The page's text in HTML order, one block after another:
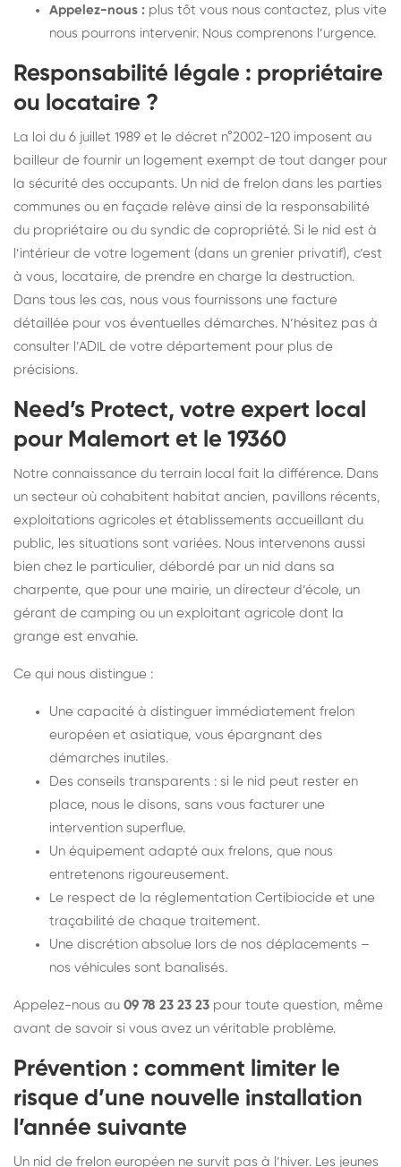
Appelez-nous : plus tôt vous nous contactez, plus vite
nous pourrons intervenir. Nous comprenons l’urgence.
Responsabilité légale : propriétaire
ou locataire ?
La loi du 6 juillet 1989 et le décret n°2002-120 imposent au
bailleur de fournir un logement exempt de tout danger pour
la sécurité des occupants. Un nid de frelon dans les parties
communes ou en façade relève ainsi de la responsabilité
du propriétaire ou du syndic de copropriété. Si le nid est à
l’intérieur de votre logement (dans un grenier privatif), c’est
à vous, locataire, de prendre en charge la destruction.
Dans tous les cas, nous vous fournissons une facture
détaillée pour vos éventuelles démarches. N’hésitez pas à
consulter l’ADIL de votre département pour plus de
précisions.
Need’s Protect, votre expert local
pour Malemort et le 19360
Notre connaissance du terrain local fait la différence. Dans
un secteur où cohabitent habitat ancien, pavillons récents,
exploitations agricoles et établissements accueillant du
public, les situations sont variées. Nous intervenons aussi
bien chez le particulier, débordé par un nid dans sa
charpente, que pour une mairie, un directeur d’école, un
gérant de camping ou un exploitant agricole dont la
grange est envahie.
Ce qui nous distingue :
Une capacité à distinguer immédiatement frelon
européen et asiatique, vous épargnant des
démarches inutiles.
Des conseils transparents : si le nid peut rester en
place, nous le disons, sans vous facturer une
intervention superflue.
Un équipement adapté aux frelons, que nous
entretenons rigoureusement.
Le respect de la réglementation Certibiocide et une
traçabilité de chaque traitement.
Une discrétion absolue lors de nos déplacements –
nos véhicules sont banalisés.
Appelez-nous au 09 78 23 23 23 pour toute question, même
avant de savoir si vous avez un véritable problème.
Prévention : comment limiter le
risque d’une nouvelle installation
l’année suivante
Un nid de frelon européen ne survit pas à l’hiver. Les jeunes